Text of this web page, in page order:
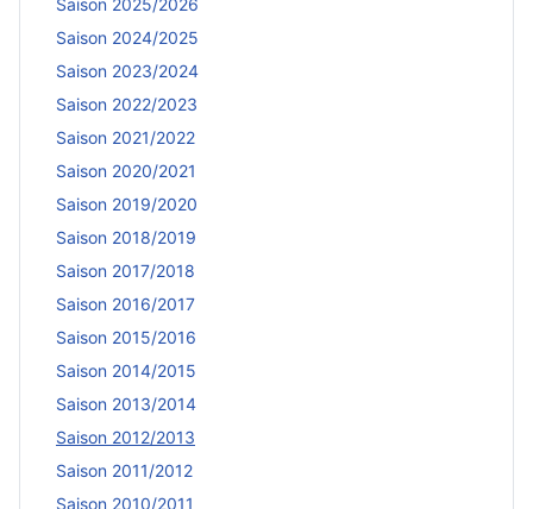
Saison 2025/2026
Saison 2024/2025
Saison 2023/2024
Saison 2022/2023
Saison 2021/2022
Saison 2020/2021
Saison 2019/2020
Saison 2018/2019
Saison 2017/2018
Saison 2016/2017
Saison 2015/2016
Saison 2014/2015
Saison 2013/2014
Saison 2012/2013
Saison 2011/2012
Saison 2010/2011